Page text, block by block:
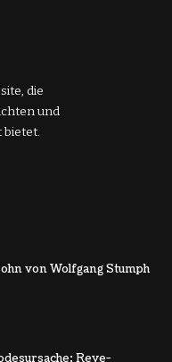
die
und
bietet.
von Wolfgang Stumph
Reye-